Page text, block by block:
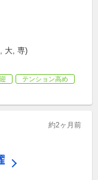
大, 専)
テンション高め
約2ヶ月前